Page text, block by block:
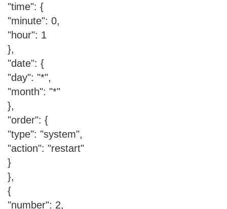
"time": {
"minute": 0,
"hour": 1
},
"date": {
"day": "*",
"month": "*"
},
"order": {
"type": "system",
"action": "restart"
}
},
{
"number": 2,